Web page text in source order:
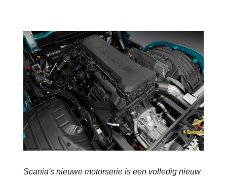
Scania's nieuwe motorserie is een volledig nieuw